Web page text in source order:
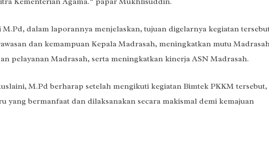
dalam laporannya menjelaskan, tujuan digelarnya kegiatan
dan kemampuan Kepala Madrasah, meningkatkan mutu
pelayanan Madrasah, serta meningkatkan kinerja ASN Madrasah.
M.Pd berharap setelah mengikuti kegiatan Bimtek PKKM tersebut,
yang bermanfaat dan dilaksanakan secara makismal demi kemajuan